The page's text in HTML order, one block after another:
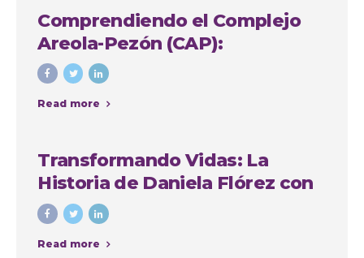
Comprendiendo el Complejo
Areola-Pezón (CAP):
Importancia y Soluciones en
Cirugía Plástica
Read more
Transformando Vidas: La
Historia de Daniela Flórez con
Nuestro Grupo Quirúrgico en
Medellín
Read more